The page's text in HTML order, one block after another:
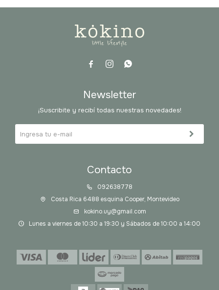
  
Contacto
092638778
Costa Rica 6488 esquina Cooper, Montevideo
kokino.uy@gmail.com
Lunes a viernes de 10:30 a 19:30 y Sábados de 10:00 a 14:00
Newsletter
¡Suscribite y recibí todas nuestras novedades!